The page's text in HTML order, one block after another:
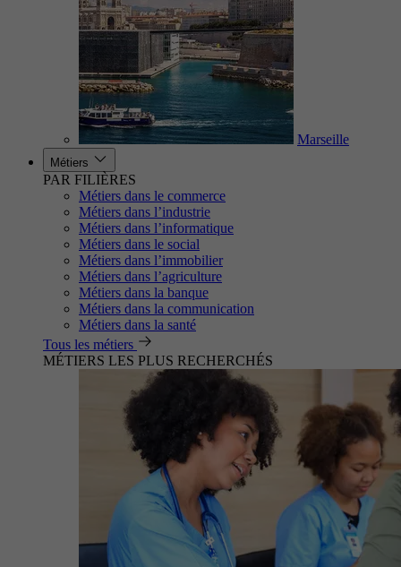
Marseille
Métiers
PAR FILIÈRES
Métiers dans le commerce
Métiers dans l’industrie
Métiers dans l’informatique
Métiers dans le social
Métiers dans l’immobilier
Métiers dans l’agriculture
Métiers dans la banque
Métiers dans la communication
Métiers dans la santé
Tous les métiers
MÉTIERS LES PLUS RECHERCHÉS